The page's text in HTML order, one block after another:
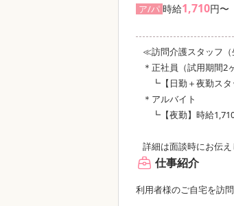
ア/パ 時給1,710円〜
≪訪問介護スタッフ
＊正社員（試用期間2
┗【日勤＋夜勤スタ
＊アルバイト
┗【夜勤】時給
詳細は面談時にお伝え
仕事紹介
利用者様のご自宅を訪